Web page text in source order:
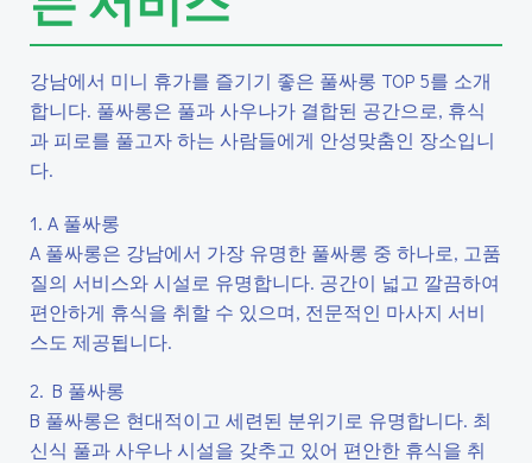
강남에서 미니 휴가를 즐기기 좋은 풀싸롱 TOP 5를 소개
합니다. 풀싸롱은 풀과 사우나가 결합된 공간으로, 휴식
과 피로를 풀고자 하는 사람들에게 안성맞춤인 장소입니
다.
1. A 풀싸롱
A 풀싸롱은 강남에서 가장 유명한 풀싸롱 중 하나로, 고품
질의 서비스와 시설로 유명합니다. 공간이 넓고 깔끔하여
편안하게 휴식을 취할 수 있으며, 전문적인 마사지 서비
스도 제공됩니다.
2. B 풀싸롱
B 풀싸롱은 현대적이고 세련된 분위기로 유명합니다. 최
신식 풀과 사우나 시설을 갖추고 있어 편안한 휴식을 취